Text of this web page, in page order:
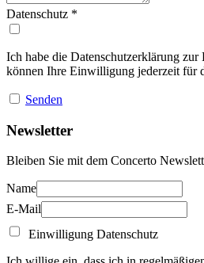
Datenschutz *
Ich habe die Datenschutzerklärung
können Ihre Einwilligung jederzeit für
Senden
Newsletter
Bleiben Sie mit dem Concerto
Name
E-Mail
Einwilligung Datenschutz